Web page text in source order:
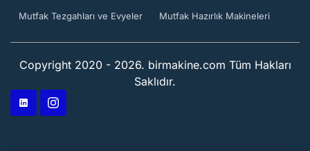
Mutfak Tezgahları ve Evyeler Mutfak Hazırlık Makineleri
Copyright 2020 - 2026. birmakine.com Tüm Hakları
Saklıdır.